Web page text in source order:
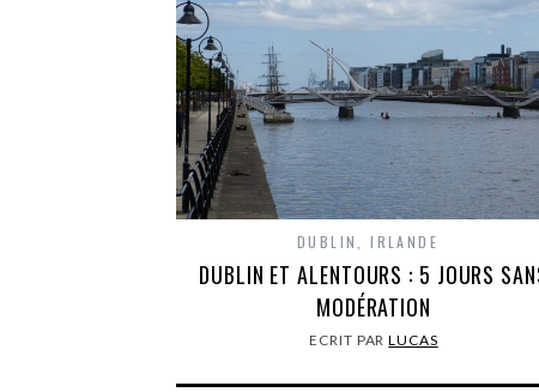
DUBLIN ,IRLANDE
DUBLIN ET ALENTOURS : 5 JOURS
MODÉRATION
ECRIT PARLUCAS